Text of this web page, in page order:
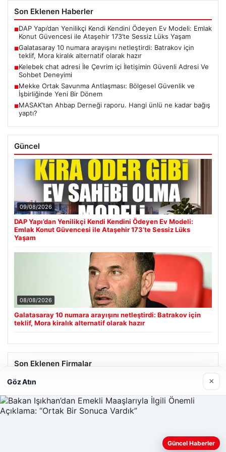
Son Eklenen Haberler
■DAP Yapı’dan Yenilikçi Kendi Kendini Ödeyen Ev Modeli: Emlak
Konut Güvencesi ile Ataşehir 173’te Sessiz Lüks Yaşam
■Galatasaray 10 numara arayışını netleştirdi: Batrakov için
teklif, Mora kiralık alternatif olarak hazır
■Kelebek chat adresi İle Çevrim içi İletişimin Güvenli Adresi Ve
Sohbet Deneyimi
■Mekke Ortak Savunma Antlaşması: Bölgesel Güvenlik ve
İşbirliğinde Yeni Bir Dönem
■MASAK’tan Ahbap Derneği raporu. Hangi ünlü ne kadar bağış
yaptı?
Güncel
09/08/2026
DAP Yapı’dan Yenilikçi Kendi Kendini Ödeyen Ev Modeli:
Emlak Konut Güvencesi ile Ataşehir 173’te Sessiz Lüks
Yaşam
08/08/2026
Galatasaray 10 numara arayışını netleştirdi: Batrakov için
teklif, Mora kiralık alternatif olarak hazır
Son Eklenen Firmalar
Web sitemizi nasıl kullandığınızı daha iyi anlayabilmek,
Göz Atın ×
Güncel Haberler